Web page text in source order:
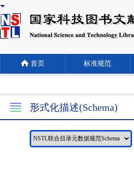
首页 标准规范
形式化描述(Schema)